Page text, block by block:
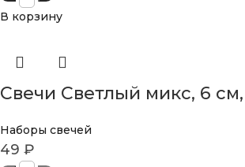
В корзину
Свечи Светлый микс, 6
Наборы свечей
49 ₽